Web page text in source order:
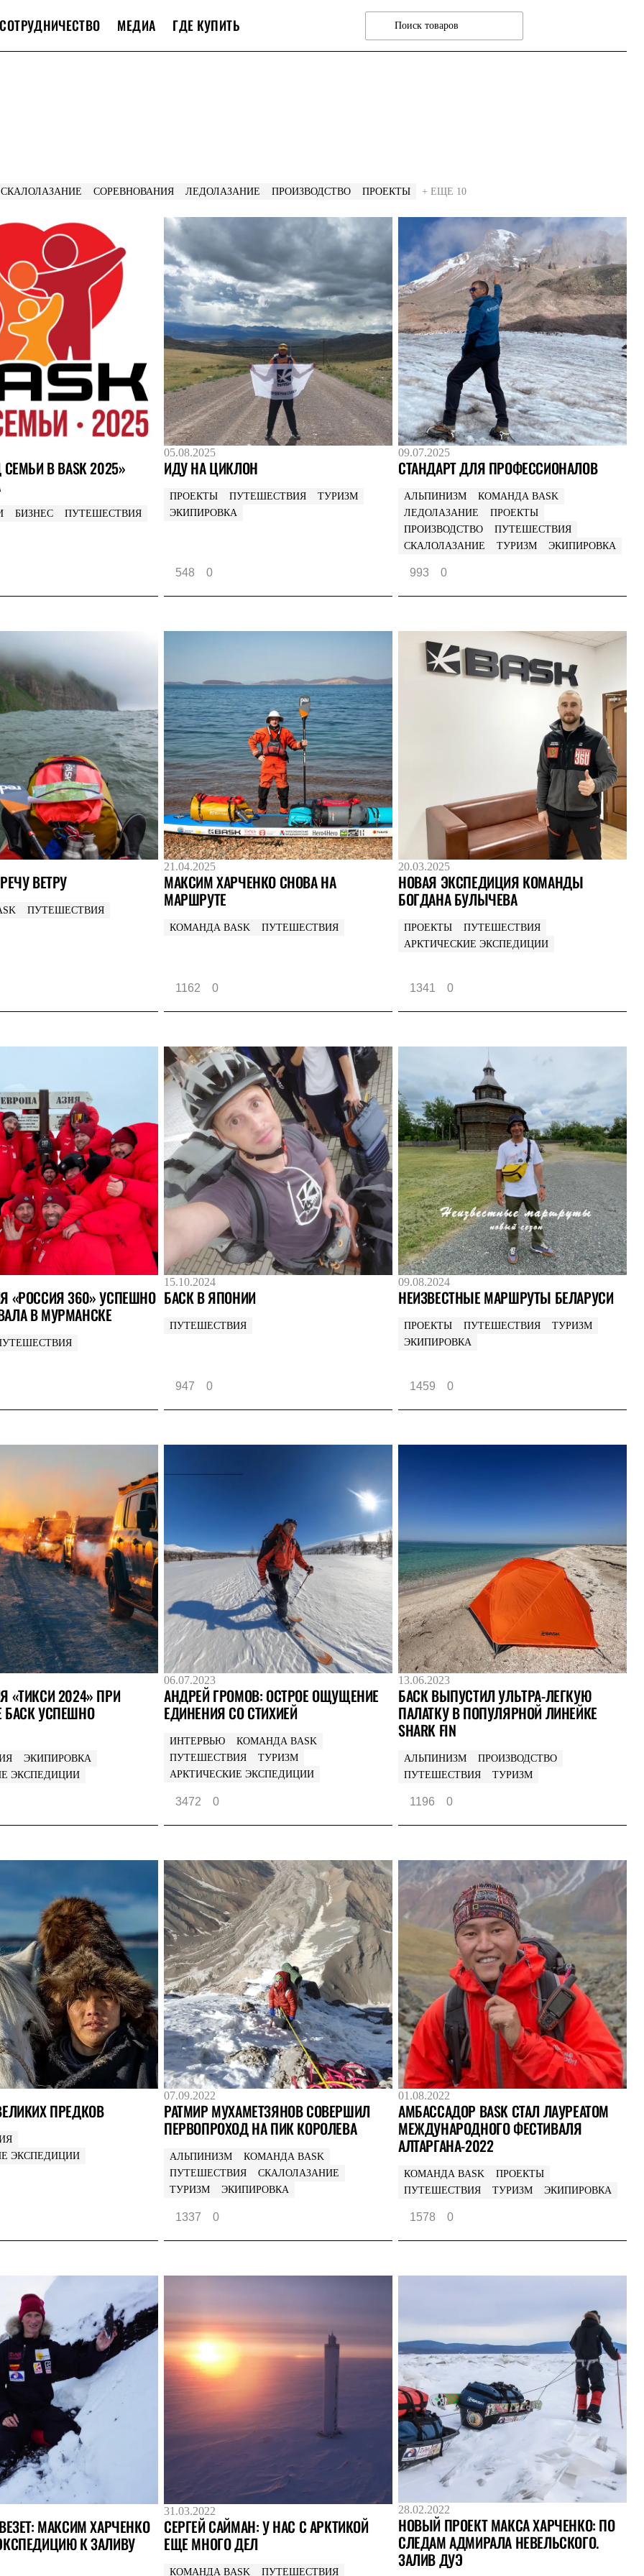
СОТРУДНИЧЕСТВО МЕДИА ГДЕ КУПИТЬ
СКАЛОЛАЗАНИЕ СОРЕВНОВАНИЯ ЛЕДОЛАЗАНИЕ ПРОИЗВОДСТВО ПРОЕКТЫ + ЕЩЕ 10
В BASK 2025»
БИЗНЕС
ПУТЕШЕСТВИЯ
05.08.2025
ИДУ НА ЦИКЛОН
ПРОЕКТЫ ПУТЕШЕСТВИЯ
ТУРИЗМ
ЭКИПИРОВКА
548 0
09.07.2025
СТАНДАРТ ДЛЯ ПРОФЕССИОНАЛОВ
АЛЬПИНИЗМ
КОМАНДА BASK
ЛЕДОЛАЗАНИЕ
ПРОЕКТЫ
ПРОИЗВОДСТВО
ПУТЕШЕСТВИЯ
СКАЛОЛАЗАНИЕ
ТУРИЗМ ЭКИПИРОВКА
993 0
ВЕТРУ
ПУТЕШЕСТВИЯ
21.04.2025
МАКСИМ ХАРЧЕНКО СНОВА НА
МАРШРУТЕ
КОМАНДА BASK ПУТЕШЕСТВИЯ
1162 0
20.03.2025
НОВАЯ ЭКСПЕДИЦИЯ КОМАНДЫ
БОГДАНА БУЛЫЧЕВА
ПРОЕКТЫ
ПУТЕШЕСТВИЯ
АРКТИЧЕСКИЕ ЭКСПЕДИЦИИ
1341 0
«РОССИЯ 360» УСПЕШНО
В МУРМАНСКЕ
15.10.2024
БАСК В ЯПОНИИ
ПУТЕШЕСТВИЯ
947 0
09.08.2024
НЕИЗВЕСТНЫЕ МАРШРУТЫ БЕЛАРУСИ
ПРОЕКТЫ ПУТЕШЕСТВИЯ
ТУРИЗМ
ЭКИПИРОВКА
1459 0
«ТИКСИ 2024» ПРИ
УСПЕШНО
ЭКИПИРОВКА
ЭКСПЕДИЦИИ
06.07.2023
АНДРЕЙ ГРОМОВ: ОСТРОЕ ОЩУЩЕНИЕ
ЕДИНЕНИЯ СО СТИХИЕЙ
ИНТЕРВЬЮ
КОМАНДА BASK
ПУТЕШЕСТВИЯ
ТУРИЗМ
АРКТИЧЕСКИЕ ЭКСПЕДИЦИИ
3472 0
13.06.2023
БАСК ВЫПУСТИЛ УЛЬТРА-ЛЕГКУЮ
ПАЛАТКУ В ПОПУЛЯРНОЙ ЛИНЕЙКЕ
SHARK FIN
АЛЬПИНИЗМ
ПРОИЗВОДСТВО
ПУТЕШЕСТВИЯ
ТУРИЗМ
1196 0
ПРЕДКОВ
ЭКСПЕДИЦИИ
07.09.2022
РАТМИР МУХАМЕТЗЯНОВ СОВЕРШИЛ
ПЕРВОПРОХОД НА ПИК КОРОЛЕВА
АЛЬПИНИЗМ
КОМАНДА BASK
ПУТЕШЕСТВИЯ
СКАЛОЛАЗАНИЕ
ТУРИЗМ
ЭКИПИРОВКА
1337 0
01.08.2022
АМБАССАДОР BASK СТАЛ ЛАУРЕАТОМ
МЕЖДУНАРОДНОГО ФЕСТИВАЛЯ
АЛТАРГАНА-2022
КОМАНДА BASK
ПРОЕКТЫ
ПУТЕШЕСТВИЯ
ТУРИЗМ ЭКИПИРОВКА
1578 0
МАКСИМ ХАРЧЕНКО
К ЗАЛИВУ
31.03.2022
СЕРГЕЙ САЙМАН: У НАС С АРКТИКОЙ
ЕЩЕ МНОГО ДЕЛ
КОМАНДА BASK ПУТЕШЕСТВИЯ
28.02.2022
НОВЫЙ ПРОЕКТ МАКСА ХАРЧЕНКО: ПО
СЛЕДАМ АДМИРАЛА НЕВЕЛЬСКОГО.
ЗАЛИВ ДУЭ